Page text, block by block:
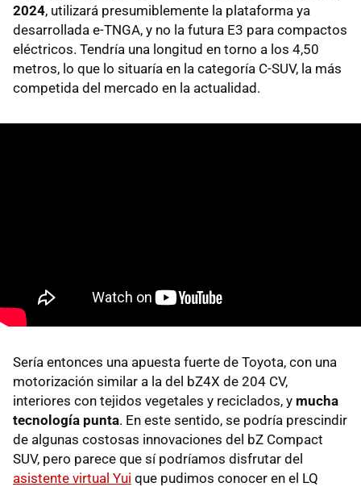
2024, utilizará presumiblemente la plataforma ya
desarrollada e-TNGA, y no la futura E3 para compactos
eléctricos. Tendría una longitud en torno a los 4,50
metros, lo que lo situaría en la categoría C-SUV, la más
competida del mercado en la actualidad.
Sería entonces una apuesta fuerte de Toyota, con una
motorización similar a la del bZ4X de 204 CV,
interiores con tejidos vegetales y reciclados, y mucha
tecnología punta. En este sentido, se podría prescindir
de algunas costosas innovaciones del bZ Compact
SUV, pero parece que sí podríamos disfrutar del
asistente virtual Yui que pudimos conocer en el LQ